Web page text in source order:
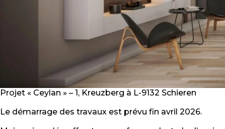
Projet « Ceylan » – 1, Kreuzberg à L-9132 Schieren
Le démarrage des travaux est prévu fin avril 2026.